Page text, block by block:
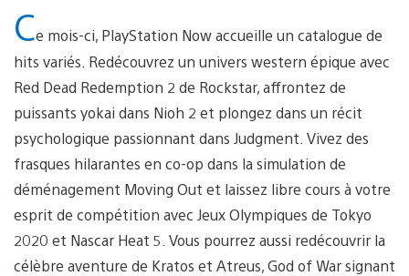
Ce mois-ci, PlayStation Now accueille un catalogue de
hits variés. Redécouvrez un univers western épique avec
Red Dead Redemption 2 de Rockstar, affrontez de
puissants yokai dans Nioh 2 et plongez dans un récit
psychologique passionnant dans Judgment. Vivez des
frasques hilarantes en co-op dans la simulation de
déménagement Moving Out et laissez libre cours à votre
esprit de compétition avec Jeux Olympiques de Tokyo
2020 et Nascar Heat 5. Vous pourrez aussi redécouvrir la
célèbre aventure de Kratos et Atreus, God of War signant